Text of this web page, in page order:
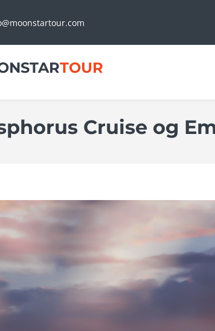
TOUR
Cruise og